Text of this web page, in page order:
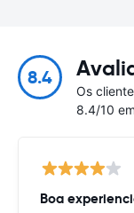
8.4
Os
8.4/10
Boa